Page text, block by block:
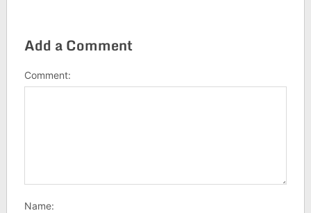
Add a Comment
Comment:
Name: